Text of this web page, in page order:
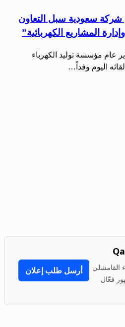
شركة سعودية سبل التعاون
المشاريع الكهربائية”
عام مؤسسة توليد الكهرباء
اليوم وفداً…
القامشلي
فعّال
أرسل طلب إعلان